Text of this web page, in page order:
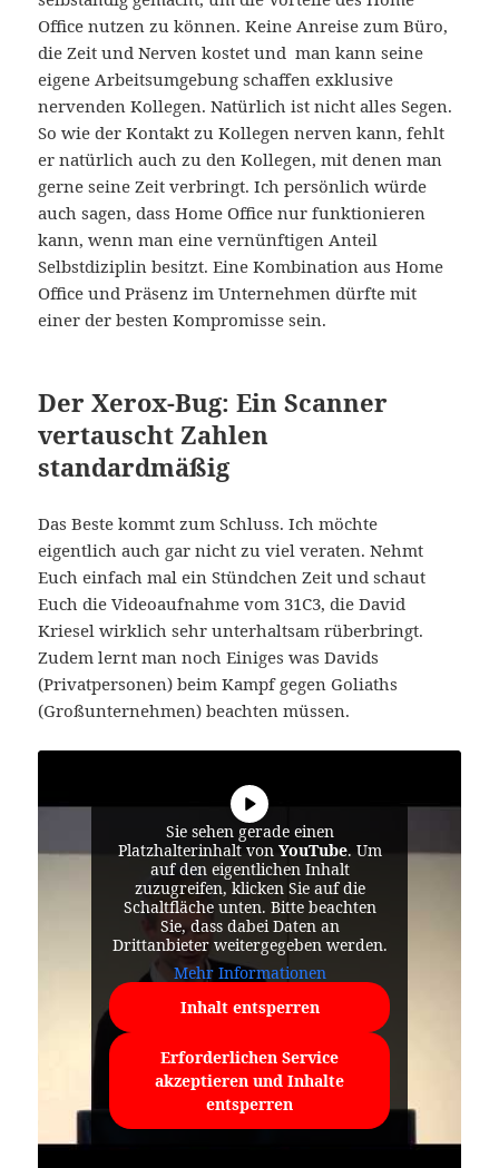
Office nutzen zu können. Keine Anreise zum Büro,
die Zeit und Nerven kostet und man kann seine
eigene Arbeitsumgebung schaffen exklusive
nervenden Kollegen. Natürlich ist nicht alles Segen.
So wie der Kontakt zu Kollegen nerven kann, fehlt
er natürlich auch zu den Kollegen, mit denen man
gerne seine Zeit verbringt. Ich persönlich würde
auch sagen, dass Home Office nur funktionieren
kann, wenn man eine vernünftigen Anteil
Selbstdiziplin besitzt. Eine Kombination aus Home
Office und Präsenz im Unternehmen dürfte mit
einer der besten Kompromisse sein.
Der Xerox-Bug: Ein Scanner
vertauscht Zahlen
standardmäßig
Das Beste kommt zum Schluss. Ich möchte
eigentlich auch gar nicht zu viel veraten. Nehmt
Euch einfach mal ein Stündchen Zeit und schaut
Euch die Videoaufnahme vom 31C3, die David
Kriesel wirklich sehr unterhaltsam rüberbringt.
Zudem lernt man noch Einiges was Davids
(Privatpersonen) beim Kampf gegen Goliaths
(Großunternehmen) beachten müssen.
Sie sehen gerade einen
Platzhalterinhalt von YouTube. Um
auf den eigentlichen Inhalt
zuzugreifen, klicken Sie auf die
Schaltfläche unten. Bitte beachten
Sie, dass dabei Daten an
Drittanbieter weitergegeben werden.
Mehr Informationen
Inhalt entsperren
Erforderlichen Service
akzeptieren und Inhalte
entsperren